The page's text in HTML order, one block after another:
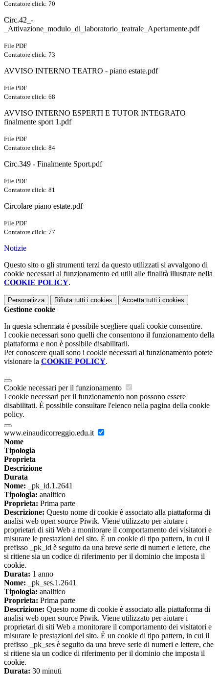
Contatore click: 70
Circ.42_-
_Attivazione_modulo_di_laboratorio_teatrale_Apertamente.pdf
File PDF
Contatore click: 73
AVVISO INTERNO TEATRO - piano estate.pdf
File PDF
Contatore click: 68
AVVISO INTERNO ESPERTI E TUTOR INTEGRATO
finalmente sport 1.pdf
File PDF
Contatore click: 84
Circ.349 - Finalmente Sport.pdf
File PDF
Contatore click: 81
Circolare piano estate.pdf
File PDF
Contatore click: 77
Notizie
Questo sito o gli strumenti terzi da questo utilizzati si avvalgono di
cookie necessari al funzionamento ed utili alle finalità illustrate nella
COOKIE POLICY.
Personalizza Rifiuta tutti i cookies Accetta tutti i cookies
Gestione cookie
In questa schermata è possibile scegliere quali cookie consentire.
I cookie necessari sono quelli che consentono il funzionamento della
piattaforma e non è possibile disabilitarli.
Per conoscere quali sono i cookie necessari al funzionamento potete
visionare la COOKIE POLICY.
Cookie necessari per il funzionamento
I cookie necessari per il funzionamento non possono essere
disabilitati. È possibile consultare l'elenco nella pagina della cookie
policy.
www.einaudicorreggio.edu.it
Nome
Tipologia
Proprieta
Descrizione
Durata
Nome: _pk_id.1.2641
Tipologia: analitico
Proprieta: Prima parte
Descrizione: Questo nome di cookie è associato alla piattaforma di
analisi web open source Piwik. Viene utilizzato per aiutare i
proprietari di siti Web a monitorare il comportamento dei visitatori e
misurare le prestazioni del sito. È un cookie di tipo pattern, in cui il
prefisso _pk_id è seguito da una breve serie di numeri e lettere, che
si ritiene sia un codice di riferimento per il dominio che imposta il
cookie.
Durata: 1 anno
Nome: _pk_ses.1.2641
Tipologia: analitico
Proprieta: Prima parte
Descrizione: Questo nome di cookie è associato alla piattaforma di
analisi web open source Piwik. Viene utilizzato per aiutare i
proprietari di siti Web a monitorare il comportamento dei visitatori e
misurare le prestazioni del sito. È un cookie di tipo pattern, in cui il
prefisso _pk_ses è seguito da una breve serie di numeri e lettere, che
si ritiene sia un codice di riferimento per il dominio che imposta il
cookie.
Durata: 30 minuti